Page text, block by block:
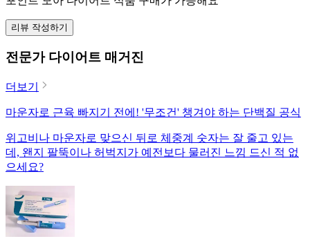
리뷰 작성하기
전문가 다이어트 매거진
더보기
마운자로 근육 빠지기 전에! '무조건' 챙겨야 하는 단백질 공식
위고비나 마운자로 맞으신 뒤로 체중계 숫자는 잘 줄고 있는
데, 왠지 팔뚝이나 허벅지가 예전보다 물러진 느낌 드신 적 없
으세요?